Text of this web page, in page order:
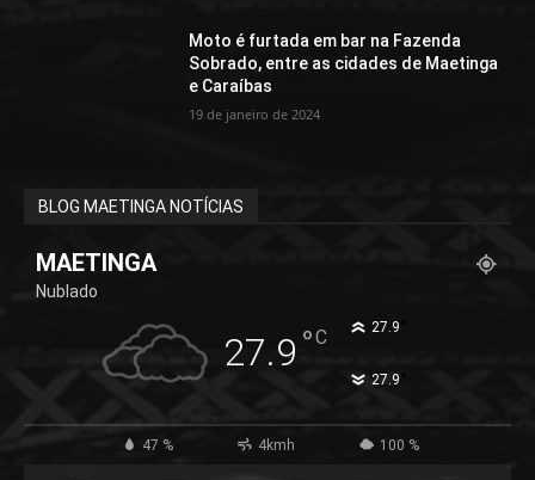
Moto é furtada em bar na Fazenda
Sobrado, entre as cidades de Maetinga
e Caraíbas
19 de janeiro de 2024
BLOG MAETINGA NOTÍCIAS
MAETINGA
Nublado
27.9 °C 27.9
27.9
47 % 4kmh 100 %